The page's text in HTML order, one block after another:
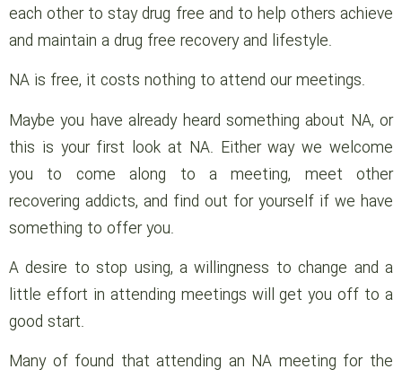
each other to stay drug free and to help others achieve
and maintain a drug free recovery and lifestyle.
NA is free, it costs nothing to attend our meetings.
Maybe you have already heard something about NA, or
this is your first look at NA. Either way we welcome
you to come along to a meeting, meet other
recovering addicts, and find out for yourself if we have
something to offer you.
A desire to stop using, a willingness to change and a
little effort in attending meetings will get you off to a
good start.
Many of found that attending an NA meeting for the